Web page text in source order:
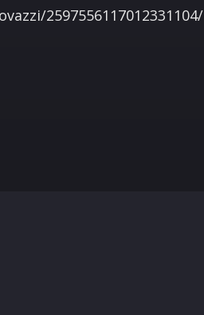
2597556117012331104/